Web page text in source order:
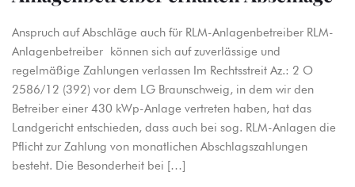
Anspruch auf Abschläge auch für RLM-Anlagenbetreiber RLM-
Anlagenbetreiber können sich auf zuverlässige und
regelmäßige Zahlungen verlassen Im Rechtsstreit Az.: 2 O
2586/12 (392) vor dem LG Braunschweig, in dem wir den
Betreiber einer 430 kWp-Anlage vertreten haben, hat das
Landgericht entschieden, dass auch bei sog. RLM-Anlagen die
Pflicht zur Zahlung von monatlichen Abschlagszahlungen
besteht. Die Besonderheit bei […]